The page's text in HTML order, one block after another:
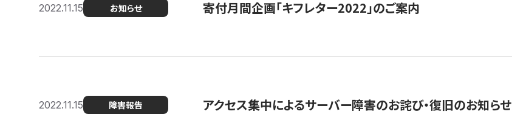
2022.11.15 お知らせ 寄付月間企画「キフレター2022」のご案内
2022.11.15 障害報告 アクセス集中によるサーバー障害のお詫び・復旧のお知らせ